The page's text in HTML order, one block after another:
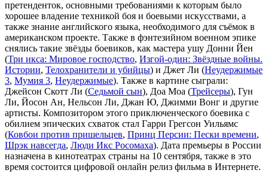
претенденток, основными требованиями к которым было
хорошее владение техникой боя и боевыми искусствами, а
также знание английского языка, необходимого для съёмок в
американском проекте. Также в фэнтезийном военном эпике
снялись такие звёзды боевиков, как мастера ушу Донни Йен
(Три икса: Мировое господство, Изгой-один: Звёздные войны.
Истории, Телохранители и убийцы) и Джет Ли (Неудержимые
3, Мумия 3, Неудержимые). Также в картине сыграли:
Джейсон Скотт Ли (Седьмой сын), Доа Моа (Трейсеры), Гун
Ли, Йосон Ан, Нельсон Ли, Джан Ю, Джимми Вонг и другие
артисты. Композитором этого приключенческого боевика с
обилием эпических схваток стал Гарри Грегсон Уильямс
(Ковбои против пришельцев, Принц Персии: Пески времени,
Шрэк навсегда, Люди Икс Росомаха). Дата премьеры в России
назначена в кинотеатрах страны на 10 сентября, также в это
время состоится цифровой онлайн релиз фильма в Интернете.